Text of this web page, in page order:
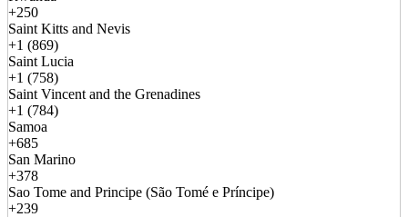
+250
Saint Kitts and Nevis
+1 (869)
Saint Lucia
+1 (758)
Saint Vincent and the Grenadines
+1 (784)
Samoa
+685
San Marino
+378
Sao Tome and Principe (São Tomé e Príncipe)
+239